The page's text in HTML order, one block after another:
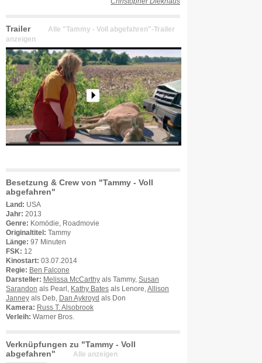
Trailer
Alle "Tammy - Voll abgefahren"-Trailer
anzeigen
Besetzung & Crew von "Tammy - Voll
abgefahren"
Land: USA
Jahr: 2013
Genre: Komödie, Roadmovie
Originaltitel: Tammy
Länge: 97 Minuten
FSK: 12
Kinostart: 03.07.2014
Regie: Ben Falcone
Darsteller: Melissa McCarthy als Tammy, Susan
Sarandon als Pearl, Kathy Bates als Lenore, Allison
Janney als Deb, Dan Aykroyd als Don
Kamera: Russ T. Alsobrook
Verleih: Warner Bros.
Verknüpfungen zu "Tammy - Voll
abgefahren"
Alle anzeigen